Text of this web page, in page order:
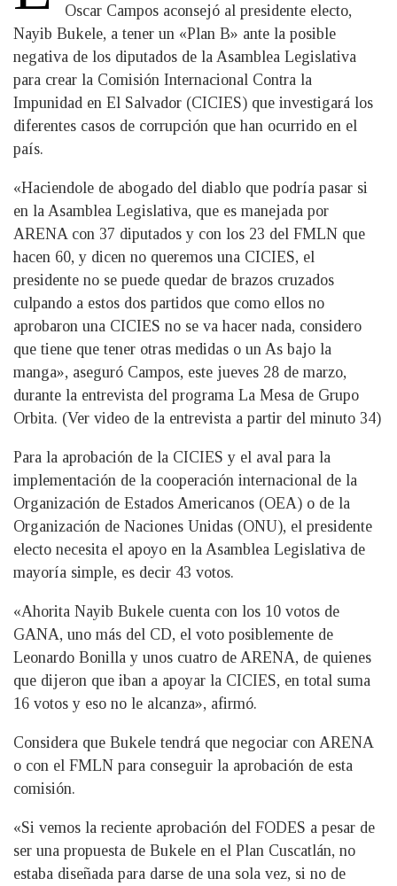
Oscar Campos aconsejó al presidente electo,
Nayib Bukele, a tener un «Plan B» ante la posible
negativa de los diputados de la Asamblea Legislativa
para crear la Comisión Internacional Contra la
Impunidad en El Salvador (CICIES) que investigará los
diferentes casos de corrupción que han ocurrido en el
país.
«Haciendole de abogado del diablo que podría pasar si
en la Asamblea Legislativa, que es manejada por
ARENA con 37 diputados y con los 23 del FMLN que
hacen 60, y dicen no queremos una CICIES, el
presidente no se puede quedar de brazos cruzados
culpando a estos dos partidos que como ellos no
aprobaron una CICIES no se va hacer nada, considero
que tiene que tener otras medidas o un As bajo la
manga», aseguró Campos, este jueves 28 de marzo,
durante la entrevista del programa La Mesa de Grupo
Orbita. (Ver video de la entrevista a partir del minuto 34)
Para la aprobación de la CICIES y el aval para la
implementación de la cooperación internacional de la
Organización de Estados Americanos (OEA) o de la
Organización de Naciones Unidas (ONU), el presidente
electo necesita el apoyo en la Asamblea Legislativa de
mayoría simple, es decir 43 votos.
«Ahorita Nayib Bukele cuenta con los 10 votos de
GANA, uno más del CD, el voto posiblemente de
Leonardo Bonilla y unos cuatro de ARENA, de quienes
que dijeron que iban a apoyar la CICIES, en total suma
16 votos y eso no le alcanza», afirmó.
Considera que Bukele tendrá que negociar con ARENA
o con el FMLN para conseguir la aprobación de esta
comisión.
«Si vemos la reciente aprobación del FODES a pesar de
ser una propuesta de Bukele en el Plan Cuscatlán, no
estaba diseñada para darse de una sola vez, si no de